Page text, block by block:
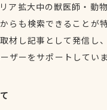
ア拡大中の獣医師・動
らも検索できることが
材し記事として発信し
ザーをサポートしてい